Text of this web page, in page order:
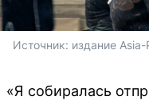
Источник: издание Asia-
«Я собиралась